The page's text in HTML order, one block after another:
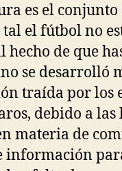
es el conjunto
el fútbol no
hecho de que
se desarrolló
traída por los
debido a
materia de
información